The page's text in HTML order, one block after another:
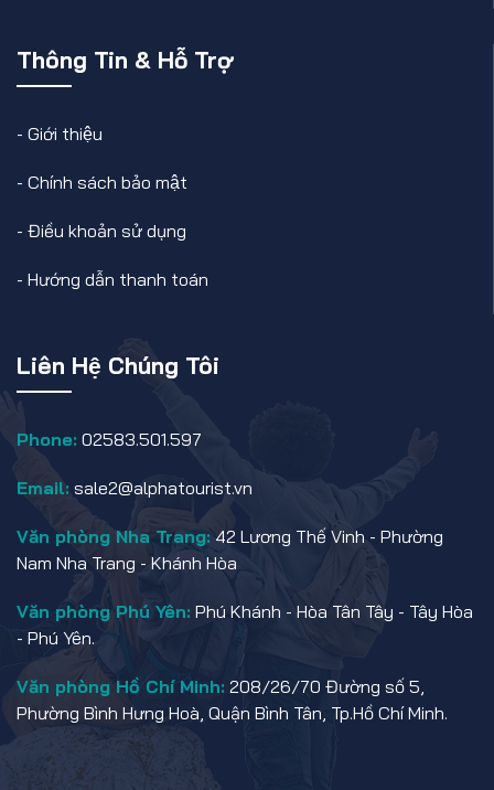
Thông Tin & Hỗ Trợ
- Giới thiệu
- Chính sách bảo mật
- Điều khoản sử dụng
- Hướng dẫn thanh toán
Liên Hệ Chúng Tôi
Phone: 02583.501.597
Email: sale2@alphatourist.vn
Văn phòng Nha Trang:42 Lương Thế Vinh - Phường
Nam Nha Trang - Khánh Hòa
Văn phòng Phú Yên: Phú Khánh - Hòa Tân Tây - Tây Hòa
- Phú Yên.
Văn phòng Hồ Chí Minh: 208/26/70 Đường số 5,
Phường Bình Hưng Hoà, Quận Bình Tân, Tp.Hồ Chí Minh.